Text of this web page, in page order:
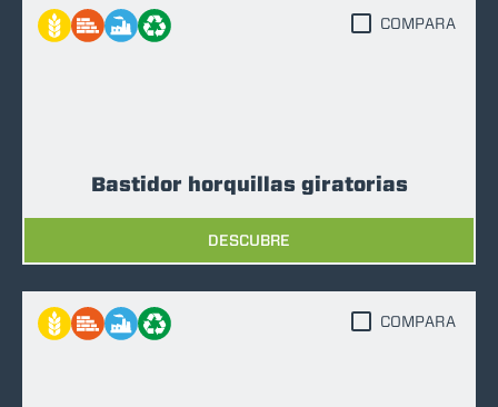
Bastidor horquillas giratorias
DESCUBRE
COMPARA
COMPARA